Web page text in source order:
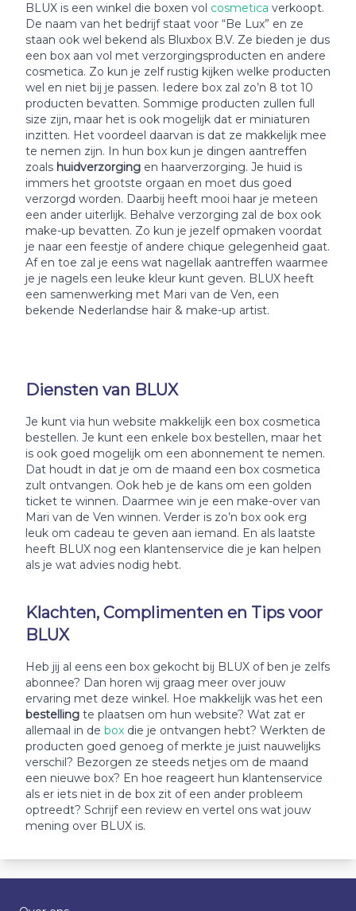
BLUX is een winkel die boxen vol cosmetica verkoopt.
De naam van het bedrijf staat voor “Be Lux” en ze
staan ook wel bekend als Bluxbox B.V. Ze bieden je dus
een box aan vol met verzorgingsproducten en andere
cosmetica. Zo kun je zelf rustig kijken welke producten
wel en niet bij je passen. Iedere box zal zo’n 8 tot 10
producten bevatten. Sommige producten zullen full
size zijn, maar het is ook mogelijk dat er miniaturen
inzitten. Het voordeel daarvan is dat ze makkelijk mee
te nemen zijn. In hun box kun je dingen aantreffen
zoals huidverzorging en haarverzorging. Je huid is
immers het grootste orgaan en moet dus goed
verzorgd worden. Daarbij heeft mooi haar je meteen
een ander uiterlijk. Behalve verzorging zal de box ook
make-up bevatten. Zo kun je jezelf opmaken voordat
je naar een feestje of andere chique gelegenheid gaat.
Af en toe zal je eens wat nagellak aantreffen waarmee
je je nagels een leuke kleur kunt geven. BLUX heeft
een samenwerking met Mari van de Ven, een
bekende Nederlandse hair & make-up artist.
Diensten van BLUX
Je kunt via hun website makkelijk een box cosmetica
bestellen. Je kunt een enkele box bestellen, maar het
is ook goed mogelijk om een abonnement te nemen.
Dat houdt in dat je om de maand een box cosmetica
zult ontvangen. Ook heb je de kans om een golden
ticket te winnen. Daarmee win je een make-over van
Mari van de Ven winnen. Verder is zo’n box ook erg
leuk om cadeau te geven aan iemand. En als laatste
heeft BLUX nog een klantenservice die je kan helpen
als je wat advies nodig hebt.
Klachten, Complimenten en Tips voor
BLUX
Heb jij al eens een box gekocht bij BLUX of ben je zelfs
abonnee? Dan horen wij graag meer over jouw
ervaring met deze winkel. Hoe makkelijk was het een
bestelling te plaatsen om hun website? Wat zat er
allemaal in de box die je ontvangen hebt? Werkten de
producten goed genoeg of merkte je juist nauwelijks
verschil? Bezorgen ze steeds netjes om de maand
een nieuwe box? En hoe reageert hun klantenservice
als er iets niet in de box zit of een ander probleem
optreedt? Schrijf een review en vertel ons wat jouw
mening over BLUX is.